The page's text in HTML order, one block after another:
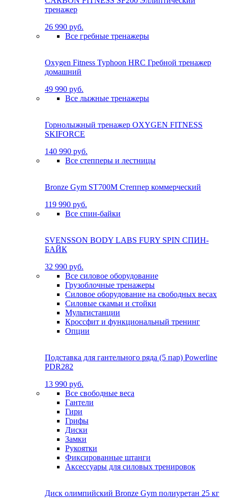
тренажер
26 990 руб.
Все гребные тренажеры
Oxygen Fitness Typhoon HRC Гребной тренажер
домашний
49 990 руб.
Все лыжные тренажеры
Горнолыжный тренажер OXYGEN FITNESS
SKIFORCE
140 990 руб.
Все степперы и лестницы
Bronze Gym ST700M Степпер коммерческий
119 990 руб.
Все спин-байки
SVENSSON BODY LABS FURY SPIN СПИН-
БАЙК
32 990 руб.
Все силовое оборудование
Грузоблочные тренажеры
Силовое оборудование на свободных весах
Силовые скамьи и стойки
Мультистанции
Кроссфит и функциональный тренинг
Опции
Подставка для гантельного ряда (5 пар) Powerline
PDR282
13 990 руб.
Все свободные веса
Гантели
Гири
Грифы
Диски
Замки
Рукоятки
Фиксированные штанги
Аксессуары для силовых тренировок
Диск олимпийский Bronze Gym полиуретан 25 кг